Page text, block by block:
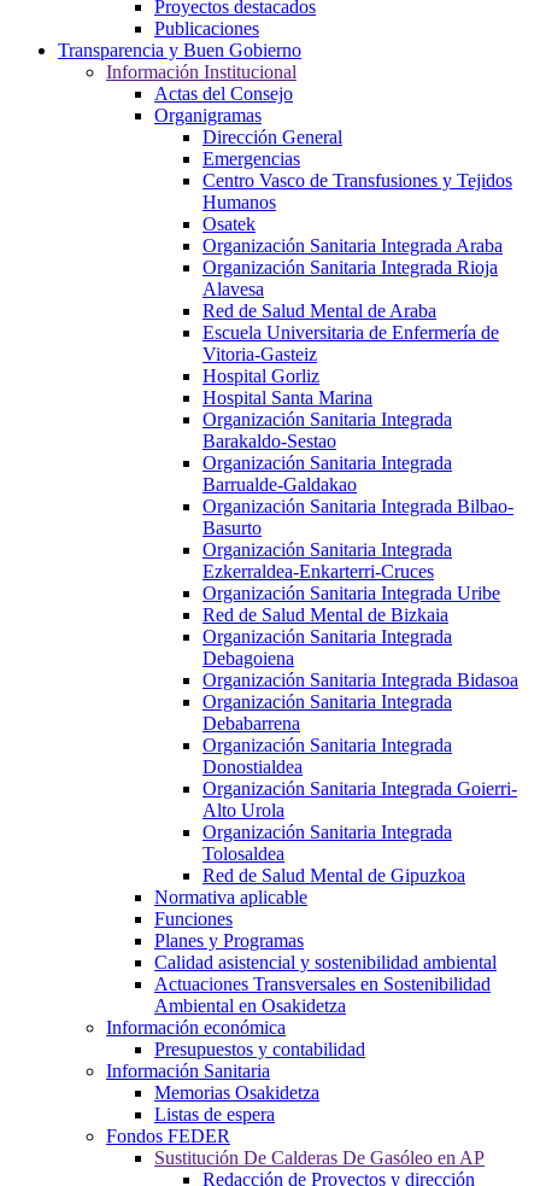
Proyectos destacados
Publicaciones
Transparencia y Buen Gobierno
Información Institucional
Actas del Consejo
Organigramas
Dirección General
Emergencias
Centro Vasco de Transfusiones y Tejidos
Humanos
Osatek
Organización Sanitaria Integrada Araba
Organización Sanitaria Integrada Rioja
Alavesa
Red de Salud Mental de Araba
Escuela Universitaria de Enfermería de
Vitoria-Gasteiz
Hospital Gorliz
Hospital Santa Marina
Organización Sanitaria Integrada
Barakaldo-Sestao
Organización Sanitaria Integrada
Barrualde-Galdakao
Organización Sanitaria Integrada Bilbao-
Basurto
Organización Sanitaria Integrada
Ezkerraldea-Enkarterri-Cruces
Organización Sanitaria Integrada Uribe
Red de Salud Mental de Bizkaia
Organización Sanitaria Integrada
Debagoiena
Organización Sanitaria Integrada Bidasoa
Organización Sanitaria Integrada
Debabarrena
Organización Sanitaria Integrada
Donostialdea
Organización Sanitaria Integrada Goierri-
Alto Urola
Organización Sanitaria Integrada
Tolosaldea
Red de Salud Mental de Gipuzkoa
Normativa aplicable
Funciones
Planes y Programas
Calidad asistencial y sostenibilidad ambiental
Actuaciones Transversales en Sostenibilidad
Ambiental en Osakidetza
Información económica
Presupuestos y contabilidad
Información Sanitaria
Memorias Osakidetza
Listas de espera
Fondos FEDER
Sustitución De Calderas De Gasóleo en AP
Redacción de Proyectos y dirección